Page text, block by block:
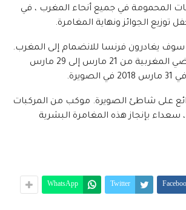
المحمومة في جميع أنحاء المغرب ، في
توزيع الجوائز ونهاية المغامرة.
17 مارس 2018 ، سوف يغادرون فرنسا للانضمام إلى المغرب.
وسوف يعبرون الأراضي المغربية من 21 مارس إلى 29 مارس
على شاطئ الصويرة. موكب من المركبات
سعداء بإنجاز هذه المغامرة البشرية
Twitter
WhatsApp